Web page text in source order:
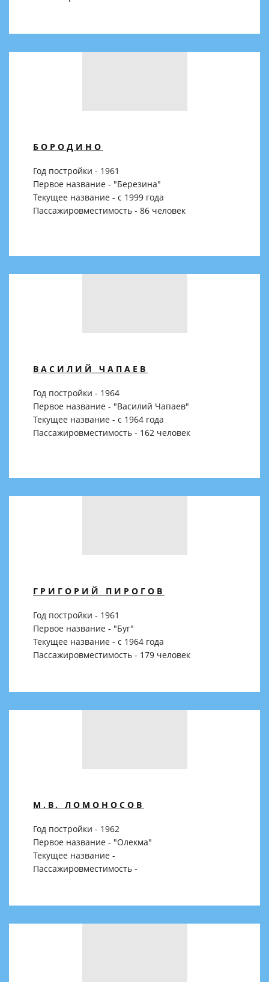
БОРОДИНО
Год постройки - 1961
Первое название - "Березина"
Текущее название - с 1999 года
Пассажировместимость - 86 человек
ВАСИЛИЙ ЧАПАЕВ
Год постройки - 1964
Первое название - "Василий Чапаев"
Текущее название - с 1964 года
Пассажировместимость - 162 человек
ГРИГОРИЙ ПИРОГОВ
Год постройки - 1961
Первое название - "Буг"
Текущее название - с 1964 года
Пассажировместимость - 179 человек
М.В. ЛОМОНОСОВ
Год постройки - 1962
Первое название - "Олекма"
Текущее название -
Пассажировместимость -